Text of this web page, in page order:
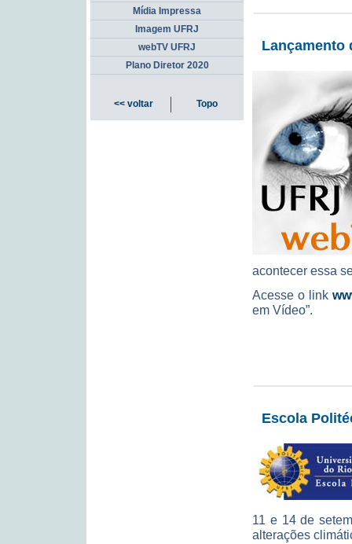
Lançamento
acontecer essa
Acesse o link
em Vídeo”.
Escola
11 e 14 de
alterações
Mídia Impressa
Imagem UFRJ
webTV UFRJ
Plano Diretor 2020
<< voltar Topo